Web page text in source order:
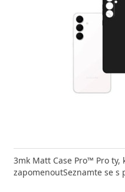
3mk Matt Case Pro™ Pro ty,
zapomenoutSeznamte se s
Pro 2C+U je výkonná a
technológiou, ktorá